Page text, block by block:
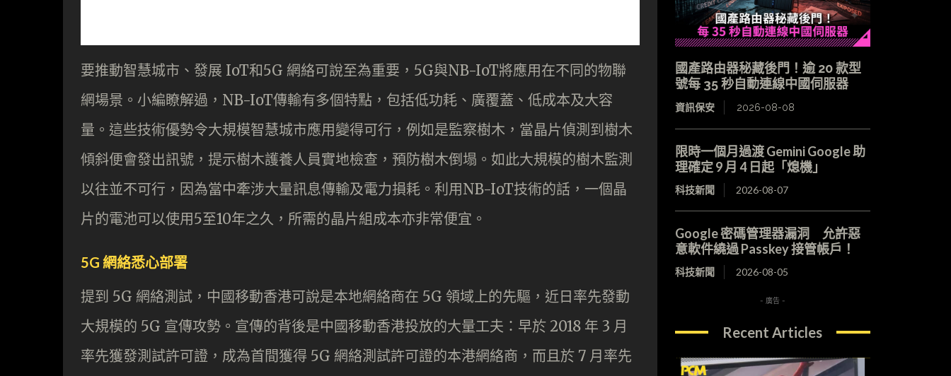
要推動智慧城市、發展 IoT和5G 網絡可說至為重要，5G與NB-IoT將應用在不同的物聯
網場景。小編瞭解過，NB-IoT傳輸有多個特點，包括低功耗、廣覆蓋、低成本及大容
量。這些技術優勢令大規模智慧城市應用變得可行，例如是監察樹木，當晶片偵測到樹木
傾斜便會發出訊號，提示樹木護養人員實地檢查，預防樹木倒塌。如此大規模的樹木監測
以往並不可行，因為當中牽涉大量訊息傳輸及電力損耗。利用NB-IoT技術的話，一個晶
片的電池可以使用5至10年之久，所需的晶片組成本亦非常便宜。
5G 網絡悉心部署
提到 5G 網絡測試，中國移動香港可說是本地網絡商在 5G 領域上的先驅，近日率先發動
大規模的 5G 宣傳攻勢。宣傳的背後是中國移動香港投放的大量工夫：早於 2018 年 3 月
率先獲發測試許可證，成為首間獲得 5G 網絡測試許可證的本港網絡商，而且於 7 月率先
國產路由器秘藏後門！逾 20 款型
號每 35 秒自動連線中國伺服器
資訊保安 2026-08-08
限時一個月過渡 Gemini Google 助
理確定 9 月 4 日起「熄機」
科技新聞 2026-08-07
Google 密碼管理器漏洞 允許惡
意軟件繞過 Passkey 接管帳戶！
科技新聞 2026-08-05
- 廣告 -
Recent Articles